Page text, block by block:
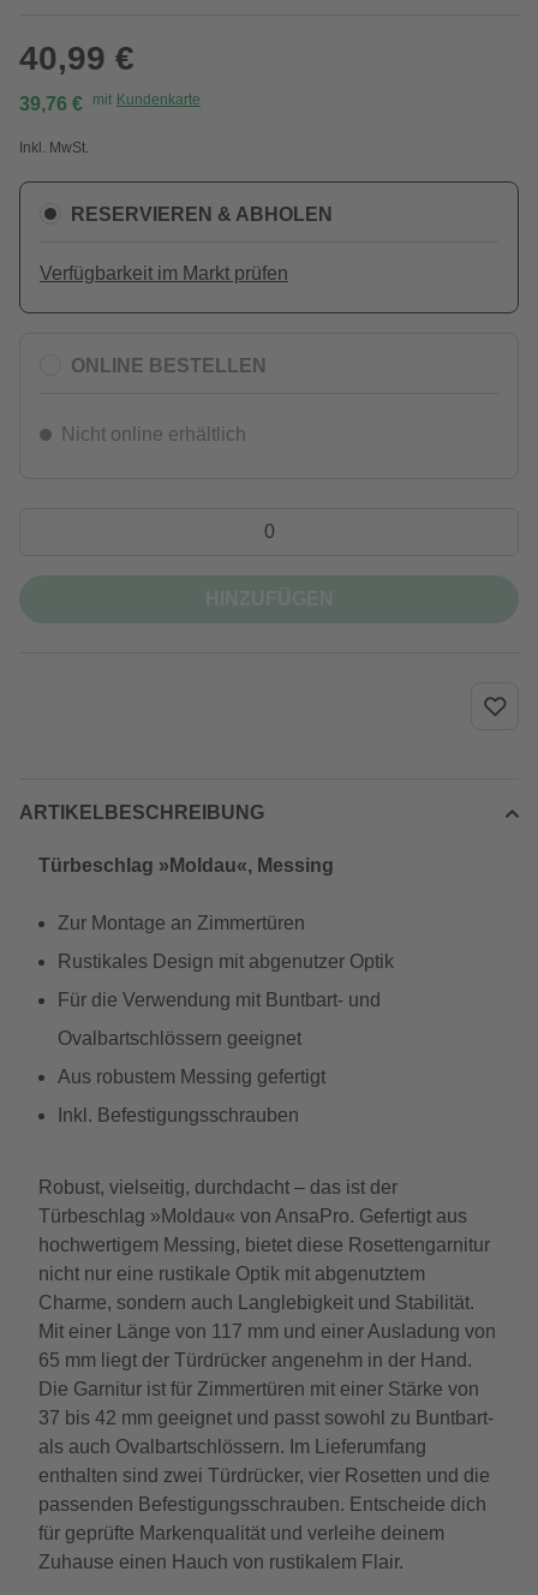
40,99 €
39,76 € mit Kundenkarte
Inkl. MwSt.
RESERVIEREN & ABHOLEN
Verfügbarkeit im Markt prüfen
ONLINE BESTELLEN
Nicht online erhältlich
ARTIKELBESCHREIBUNG
Türbeschlag »Moldau«, Messing
Zur Montage an Zimmertüren
Rustikales Design mit abgenutzer Optik
Für die Verwendung mit Buntbart- und
Ovalbartschlössern geeignet
Aus robustem Messing gefertigt
Inkl. Befestigungsschrauben
Robust, vielseitig, durchdacht – das ist der
Türbeschlag »Moldau« von AnsaPro. Gefertigt aus
hochwertigem Messing, bietet diese Rosettengarnitur
nicht nur eine rustikale Optik mit abgenutztem
Charme, sondern auch Langlebigkeit und Stabilität.
Mit einer Länge von 117 mm und einer Ausladung von
65 mm liegt der Türdrücker angenehm in der Hand.
Die Garnitur ist für Zimmertüren mit einer Stärke von
37 bis 42 mm geeignet und passt sowohl zu Buntbart-
als auch Ovalbartschlössern. Im Lieferumfang
enthalten sind zwei Türdrücker, vier Rosetten und die
passenden Befestigungsschrauben. Entscheide dich
für geprüfte Markenqualität und verleihe deinem
Zuhause einen Hauch von rustikalem Flair.